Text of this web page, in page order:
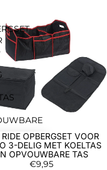
OPBERGSET VOOR
3-DELIG MET KOELTAS
OPVOUWBARE TAS
€9,95